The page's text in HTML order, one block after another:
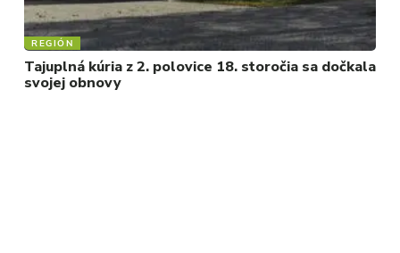
REGIÓN
Tajuplná kúria z 2. polovice 18. storočia sa dočkala
svojej obnovy